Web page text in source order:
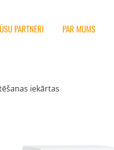
PARTNERI PAR MUMS
iekārtas